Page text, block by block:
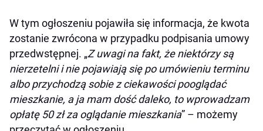
W tym ogłoszeniu pojawiła się informacja, że kwota
zostanie zwrócona w przypadku podpisania umowy
przedwstępnej. „Z uwagi na fakt, że niektórzy są
nierzetelni i nie pojawiają się po umówieniu terminu
albo przychodzą sobie z ciekawości pooglądać
mieszkanie, a ja mam dość daleko, to wprowadzam
opłatę 50 zł za oglądanie mieszkania” – możemy